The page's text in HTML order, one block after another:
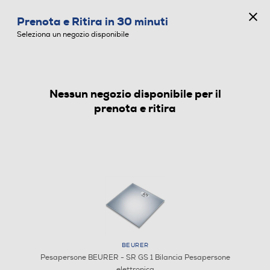
PESAPERSONE
Prenota e Ritira in 30 minuti
Seleziona un negozio disponibile
Nessun negozio disponibile per il
prenota e ritira
BEURER
Pesapersone BEURER - SR GS 1 Bilancia Pesapersone